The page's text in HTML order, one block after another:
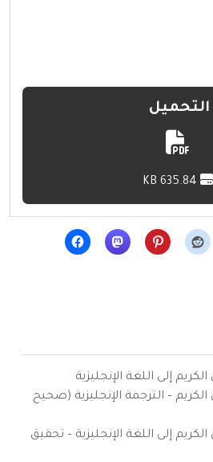
التحميل
إلى اللغة الإنجليزية
– الترجمة الإنجليزية (صحيح
إلى اللغة الإنجليزية – تحقيق